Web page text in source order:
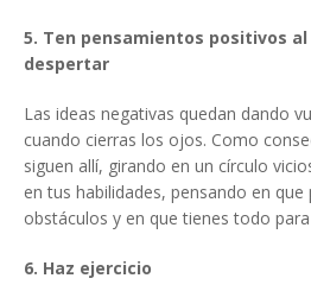
5. Ten pensamientos positivos
despertar
Las ideas negativas quedan dando
cuando cierras los ojos. Como
siguen allí, girando en un círculo
en tus habilidades, pensando en
obstáculos y en que tienes todo
6. Haz ejercicio